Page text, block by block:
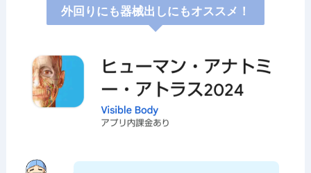
外回りにも器械出しにもオススメ！